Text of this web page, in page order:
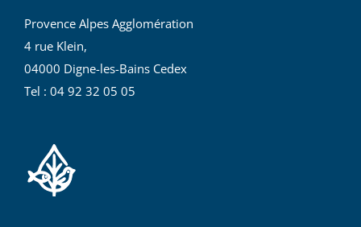
Provence Alpes Agglomération
4 rue Klein,
04000 Digne-les-Bains Cedex
Tel : 04 92 32 05 05